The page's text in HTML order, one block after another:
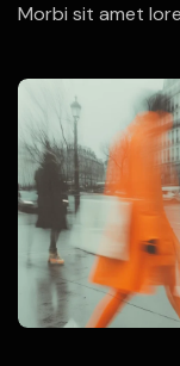
Morbi sit amet